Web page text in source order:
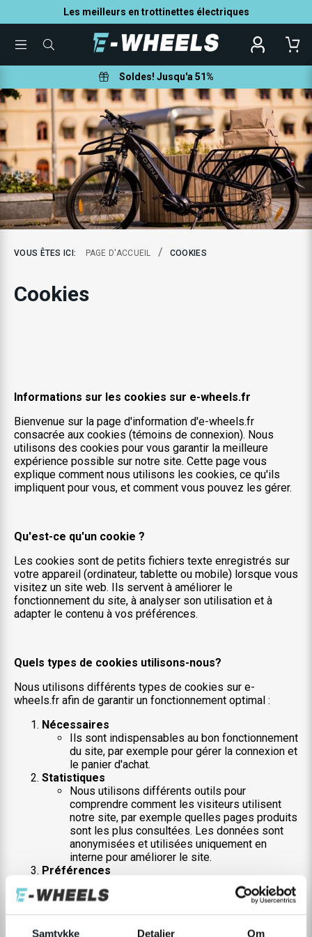
Samtykke Detaljer Om
Les meilleurs en trottinettes électriques
TOGGLEQUE
NOUS
À
TROUVER
?
Soldes! Jusqu'a 51%
VOUS ÊTES ICI: PAGE D'ACCUEIL / COOKIES
Cookies
Informations sur les cookies sur e-wheels.fr
Bienvenue sur la page d'information d'e-wheels.fr
consacrée aux cookies (témoins de connexion). Nous
utilisons des cookies pour vous garantir la meilleure
expérience possible sur notre site. Cette page vous
explique comment nous utilisons les cookies, ce qu'ils
impliquent pour vous, et comment vous pouvez les gérer.
Qu'est-ce qu'un cookie ?
Les cookies sont de petits fichiers texte enregistrés sur
votre appareil (ordinateur, tablette ou mobile) lorsque vous
visitez un site web. Ils servent à améliorer le
fonctionnement du site, à analyser son utilisation et à
adapter le contenu à vos préférences.
Quels types de cookies utilisons-nous?
Nous utilisons différents types de cookies sur e-
wheels.fr afin de garantir un fonctionnement optimal :
Nécessaires
Ils sont indispensables au bon fonctionnement
du site, par exemple pour gérer la connexion et
le panier d'achat.
Statistiques
Nous utilisons différents outils pour
comprendre comment les visiteurs utilisent
notre site, par exemple quelles pages produits
sont les plus consultées. Les données sont
anonymisées et utilisées uniquement en
interne pour améliorer le site.
Préférences
Ils nous permettent de mémoriser vos
préférences, comme les paramètres de langue